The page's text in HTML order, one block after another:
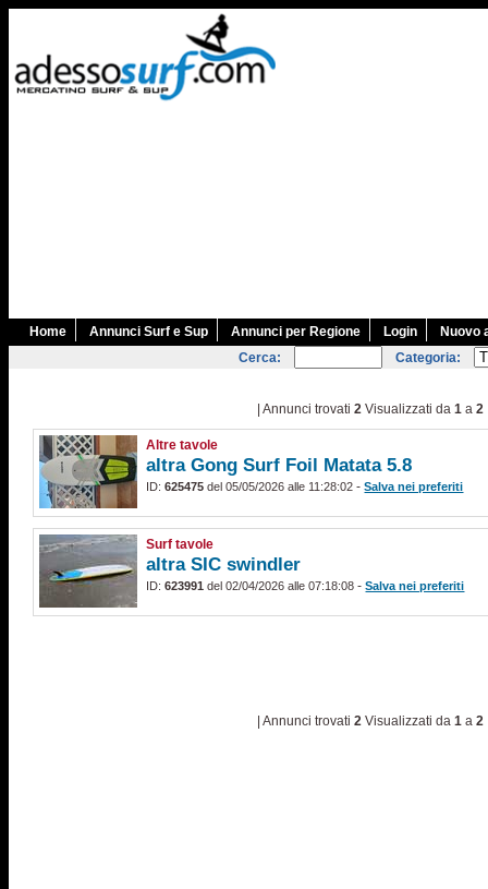
Home Annunci Surf e Sup Annunci per Regione Login
Nuovo
Cerca:
Categoria:
| Annunci trovati 2 Visualizzati da 1 a 2
Altre tavole
altra Gong Surf Foil Matata 5.8
ID:625475 del 05/05/2026 alle 11:28:02 -Salva nei preferiti
Surf tavole
altra SIC swindler
ID:623991 del 02/04/2026 alle 07:18:08 -Salva nei preferiti
| Annunci trovati 2 Visualizzati da 1 a 2